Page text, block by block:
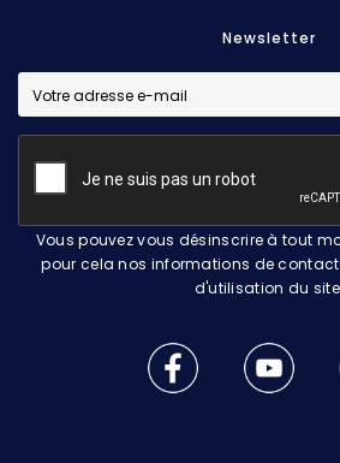
Newsletter
Vous pouvez vous désinscrire à tout
pour cela nos informations de
d'utilisation du